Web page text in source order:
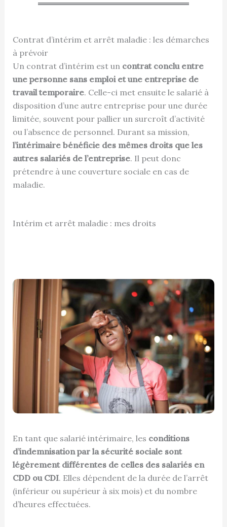
Contrat d’intérim et arrêt maladie : les démarches
à prévoir
Un contrat d’intérim est un contrat conclu entre
une personne sans emploi et une entreprise de
travail temporaire. Celle-ci met ensuite le salarié à
disposition d’une autre entreprise pour une durée
limitée, souvent pour pallier un surcroît d’activité
ou l’absence de personnel. Durant sa mission,
l’intérimaire bénéficie des mêmes droits que les
autres salariés de l’entreprise. Il peut donc
prétendre à une couverture sociale en cas de
maladie.
Intérim et arrêt maladie : mes droits
En tant que salarié intérimaire, les conditions
d’indemnisation par la sécurité sociale sont
légèrement différentes de celles des salariés en
CDD ou CDI. Elles dépendent de la durée de l’arrêt
(inférieur ou supérieur à six mois) et du nombre
d’heures effectuées.